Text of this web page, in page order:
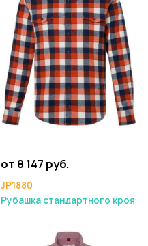
от 8 147 руб.
JP1880
Рубашка стандартного кроя